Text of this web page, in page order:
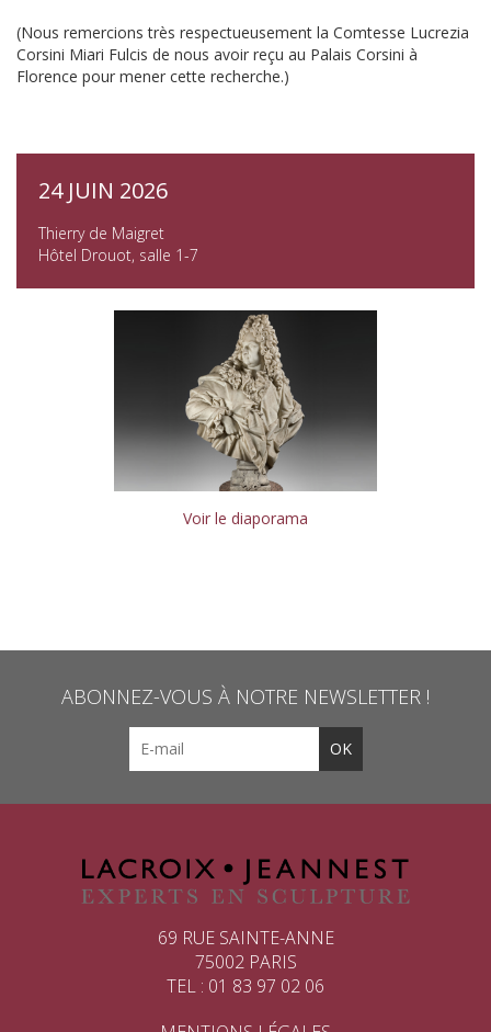
(Nous remercions très respectueusement la Comtesse Lucrezia
Corsini Miari Fulcis de nous avoir reçu au Palais Corsini à
Florence pour mener cette recherche.)
24 JUIN 2026
Thierry de Maigret
Hôtel Drouot, salle 1-7
Voir le diaporama
ABONNEZ-VOUS À NOTRE NEWSLETTER !
69 RUE SAINTE-ANNE
75002 PARIS
TEL : 01 83 97 02 06